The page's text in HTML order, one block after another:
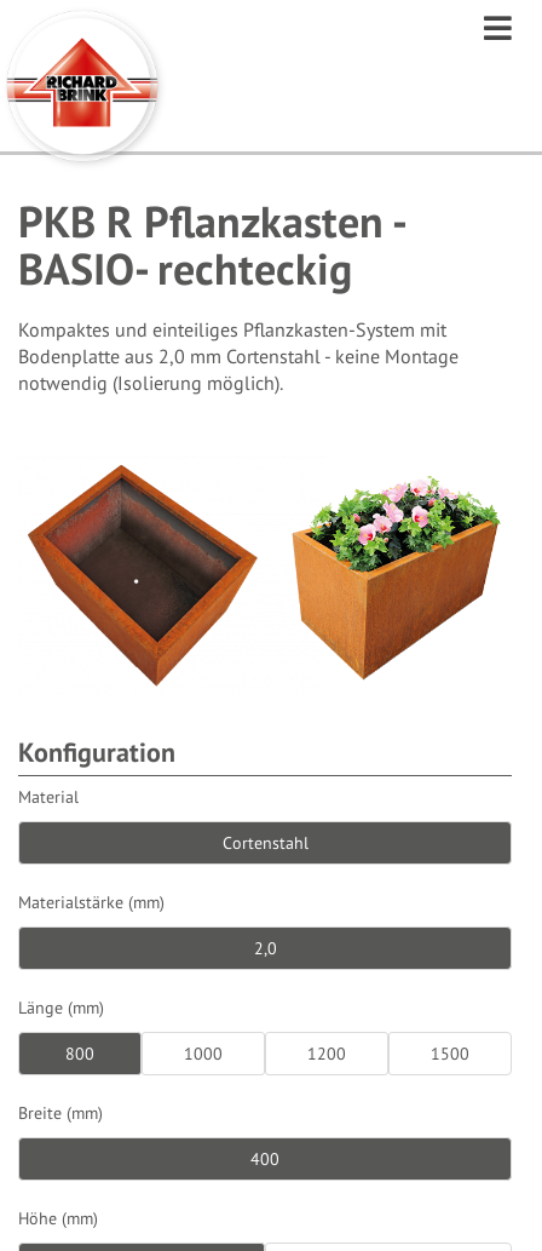
Direkt
Inhalt
PKB R Pflanzkasten -
BASIO- rechteckig
Kompaktes und einteiliges Pflanzkasten-System mit
Bodenplatte aus 2,0 mm Cortenstahl - keine Montage
notwendig (Isolierung möglich).
Konfiguration
Material
Cortenstahl
Materialstärke (mm)
2,0
Länge (mm)
800 1000 1200 1500
Breite (mm)
400
Höhe (mm)